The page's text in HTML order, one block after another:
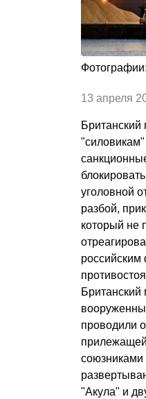
13 апреля
уголовной
разбой,
который не
проводили
союзниками
"Акула" и